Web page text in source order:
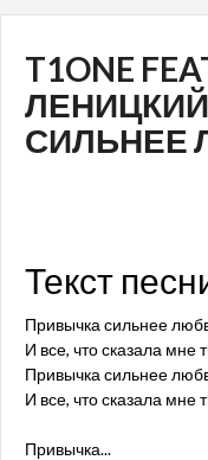
T1ONE
СИЛЬНЕЕ
Текст
Привычка сильнее
И все, что сказала мне
Привычка сильнее
И все, что сказала мне
Привычка...